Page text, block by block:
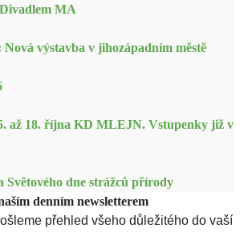
MA
Nová výstavba v jihozápadním městě
až 18. října KD MLEJN. Vstupenky již v
Světového dne strážců přírody
denním newsletterem
přehled všeho důležitého do vaší